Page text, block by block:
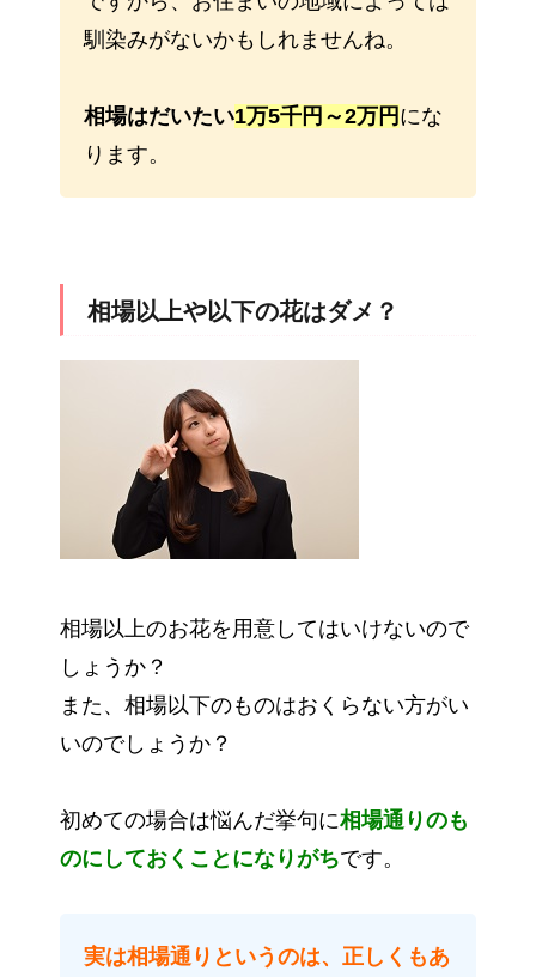
馴染みがないかもしれませんね。
相場はだいたい1万5千円～2万円 にな
ります。
相場以上や以下の花はダメ？
相場以上のお花を用意してはいけないので
しょうか？
また、相場以下のものはおくらない方がい
いのでしょうか？
初めての場合は悩んだ挙句に相場通りのも
のにしておくことになりがちです。
実は相場通りというのは、正しくもあ